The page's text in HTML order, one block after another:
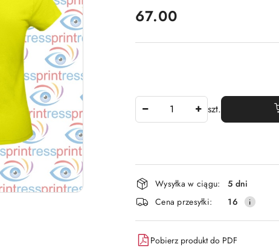
cena:
67.00
szt.
Dostępność
i
dostawa
Wysyłka w ciągu:
5 dni
Cena przesyłki:
16
Pobierz produkt do PDF